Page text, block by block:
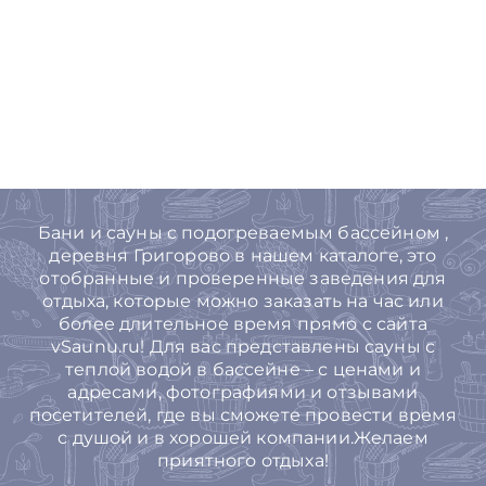
Бани и сауны с подогреваемым бассейном ,
деревня Григорово в нашем каталоге, это
отобранные и проверенные заведения для
отдыха, которые можно заказать на час или
более длительное время прямо с сайта
vSaunu.ru! Для вас представлены сауны с
теплой водой в бассейне – с ценами и
адресами, фотографиями и отзывами
посетителей, где вы сможете провести время
с душой и в хорошей компании.Желаем
приятного отдыха!